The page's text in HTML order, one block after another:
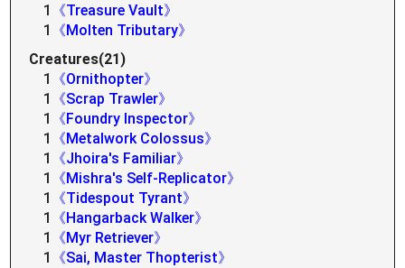
1
《Treasure Vault》
1
《Molten Tributary》
Creatures(21)
1
《Ornithopter》
1
《Scrap Trawler》
1
《Foundry Inspector》
1
《Metalwork Colossus》
1
《Jhoira's Familiar》
1
《Mishra's Self-Replicator》
1
《Tidespout Tyrant》
1
《Hangarback Walker》
1
《Myr Retriever》
1
《Sai, Master Thopterist》